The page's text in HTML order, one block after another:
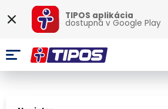
TIPOS aplikácia
dostupná vGoogle Play